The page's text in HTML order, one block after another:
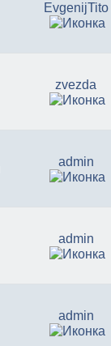
EvgenijTito
zvezda
admin
admin
admin